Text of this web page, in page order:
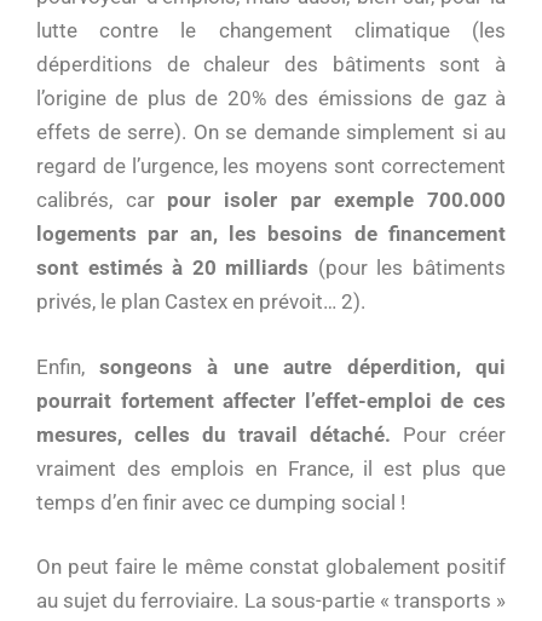
lutte contre le changement climatique (les
déperditions de chaleur des bâtiments sont à
l’origine de plus de 20% des émissions de gaz à
effets de serre). On se demande simplement si au
regard de l’urgence, les moyens sont correctement
calibrés, car pour isoler par exemple 700.000
logements par an, les besoins de financement
sont estimés à 20 milliards (pour les bâtiments
privés, le plan Castex en prévoit… 2).
Enfin, songeons à une autre déperdition, qui
pourrait fortement affecter l’effet-emploi de ces
mesures, celles du travail détaché. Pour créer
vraiment des emplois en France, il est plus que
temps d’en finir avec ce dumping social !
On peut faire le même constat globalement positif
au sujet du ferroviaire. La sous-partie « transports »